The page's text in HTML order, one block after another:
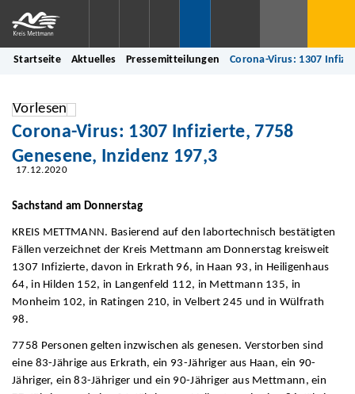
Startseite Aktuelles Pressemitteilungen Corona-Virus: 1307
Vorlesen
Corona-Virus: 1307 Infizierte, 7758
Genesene, Inzidenz 197,3
17.12.2020
Sachstand am Donnerstag
KREIS METTMANN. Basierend auf den labortechnisch bestätigten
Fällen verzeichnet der Kreis Mettmann am Donnerstag kreisweit
1307 Infizierte, davon in Erkrath 96, in Haan 93, in Heiligenhaus
64, in Hilden 152, in Langenfeld 112, in Mettmann 135, in
Monheim 102, in Ratingen 210, in Velbert 245 und in Wülfrath
98.
7758 Personen gelten inzwischen als genesen. Verstorben sind
eine 83-Jährige aus Erkrath, ein 93-Jähriger aus Haan, ein 90-
Jähriger, ein 83-Jähriger und ein 90-Jähriger aus Mettmann, ein